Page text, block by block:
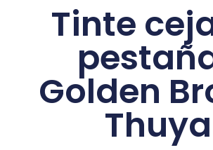
Tinte
Golden
Thuya